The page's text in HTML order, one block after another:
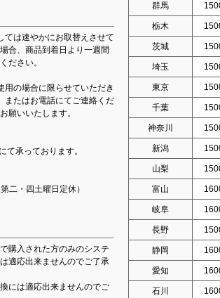
ては速やかにお取替えさせて
合、商品到着日より一週間
ださい。
用の場合に限らせていただき
またはお電話にてご連絡くだ
願いいたします。
て承っております。
二・四土曜日定休）
購入された方のみのシステ
適応出来ませんのでご了承
には適応出来ませんのでご
群馬
栃木
茨城
埼玉
東京
千葉
神奈川
新潟
山梨
富山
岐阜
長野
静岡
愛知
石川